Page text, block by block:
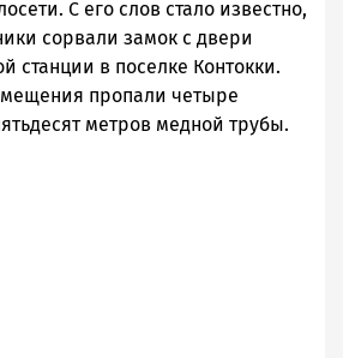
С его слов стало известно,
сорвали замок с двери
станции в поселке Контокки.
пропали четыре
метров медной трубы.